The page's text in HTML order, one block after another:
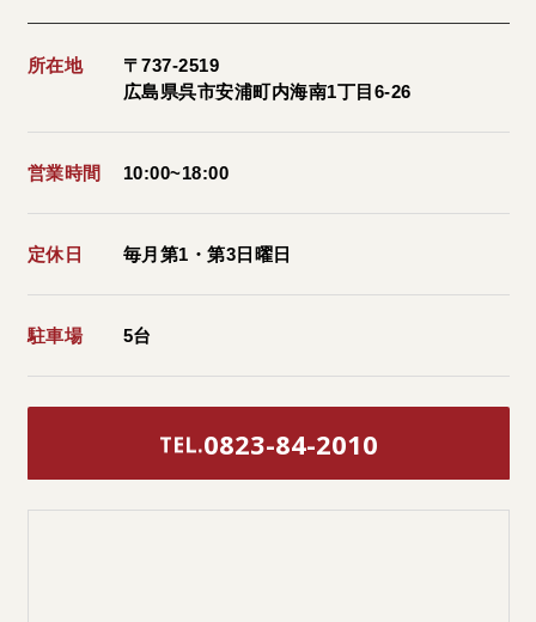
所在地
〒737-2519
広島県呉市安浦町内海南1丁目6-26
営業時間 10:00~18:00
定休日 毎月第1・第3日曜日
駐車場 5台
TEL.0823-84-2010